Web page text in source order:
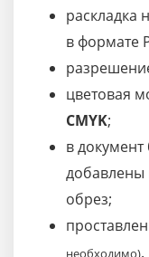
раскладка
в формате
цветовая
CMYK;
в документ
обрез;
необходимо).